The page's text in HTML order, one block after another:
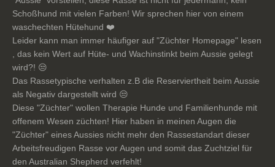
Schoßhund mit vielen Farben! Wir sprechen hier von einem
waschechten Hütehund ❤️
Leider kann man immer häufiger auf "Züchter Homepage" lesen
, das kein Wert auf Hüte- und Wachinstinkt beim Aussie gelegt
wird?! 😒
Das Rassetypische verhalten z.B die Reserviertheit beim Aussie
als Negativ dargestellt wird 😒
Diese "Züchter" wollen Therapie Hunde und Familienhunde mit
offenem Wesen züchten! Hier haben in meinen Augen die
"Züchter" eines Aussies nicht mehr den Rassestandart dieser
Arbeitsfreudigen Rasse vor Augen und somit das Zuchtziel für
den Australian Shepherd verfehlt!